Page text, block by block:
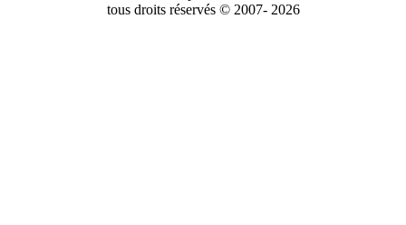
tous droits réservés © 2007- 2026